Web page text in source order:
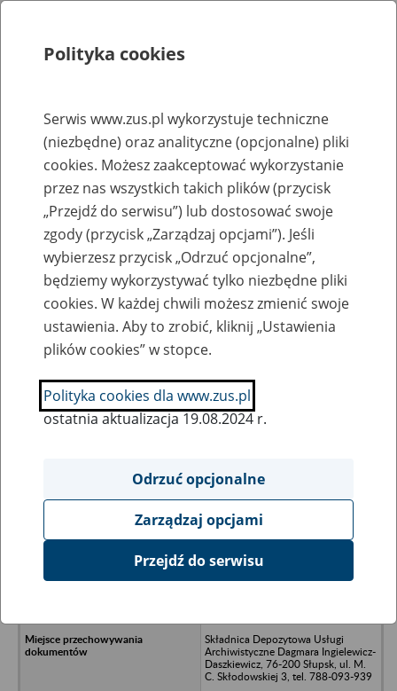
Rejestry, ewidencje i archiwa
Baza zlikwidowanych lub
przekształconych zakładów pracy
Nazwa zakładu pracy:
SZUKAJ
Ukryj wszystkie pozycje bazy
Przedsiębiorstwo Usługowo-
Składnica Depozytowa Usługi
Archiwistyczne Dagmara Ingielewicz-
Daszkiewicz, 76-200 Słupsk, ul. M.
C. Skłodowskiej 3, tel. 788-093-939
Polityka cookies
Serwis www.zus.pl wykorzystuje techniczne
(niezbędne) oraz analityczne (opcjonalne) pliki
cookies. Możesz zaakceptować wykorzystanie
przez nas wszystkich takich plików (przycisk
„Przejdź do serwisu”) lub dostosować swoje
zgody (przycisk „Zarządzaj opcjami”). Jeśli
wybierzesz przycisk „Odrzuć opcjonalne”,
będziemy wykorzystywać tylko niezbędne pliki
cookies. W każdej chwili możesz zmienić swoje
ustawienia. Aby to zrobić, kliknij „Ustawienia
plików cookies” w stopce.
Polityka cookies dla www.zus.pl
ostatnia aktualizacja 19.08.2024 r.
Odrzuć opcjonalne
Zarządzaj opcjami
Przejdź do serwisu